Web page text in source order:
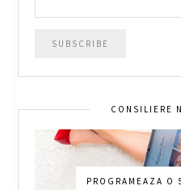
CONSILIERE
PROGRAMEAZA O